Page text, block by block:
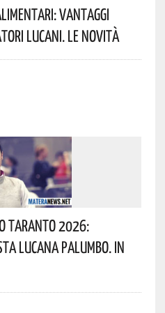
Vantaggi
Lucani. Le Novità
Taranto 2026:
Lucana Palumbo. In